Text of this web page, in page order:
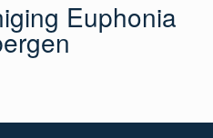
Euphonia